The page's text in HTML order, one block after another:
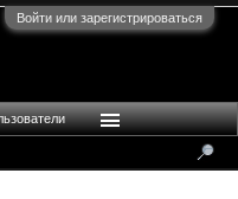
Войти или зарегистрироваться